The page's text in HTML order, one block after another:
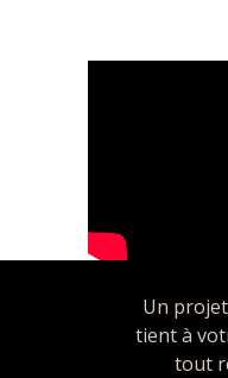
Un
tient à
tout